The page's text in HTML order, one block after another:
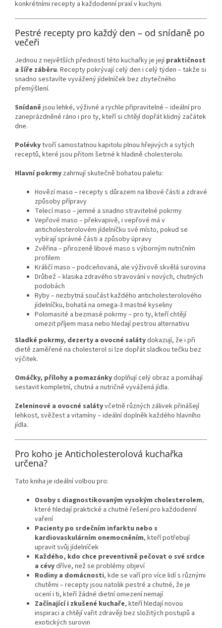
konkrétními recepty a každodenní praxí v kuchyni.
Pestré recepty pro každý den – od snídaně po
večeři
Jednou z největších předností této kuchařky je jejípraktičnost
a šíře záběru. Recepty pokrývají celý den i celý týden – takže si
snadno sestavíte vyvážený jídelníček bez zbytečného
přemýšlení.
Snídaně jsou lehké, výživné a rychle připravitelné – ideální pro
zaneprázdněné ráno i pro ty, kteří si chtějí dopřát klidný začátek
dne.
Polévkytvoří samostatnou kapitolu plnou hřejivých a sytých
receptů, které jsou přitom šetrné k hladině cholesterolu.
Hlavní pokrmy zahrnují skutečně bohatou paletu:
Hovězí maso – recepty s důrazem na libové části a zdravé
způsoby přípravy
Telecí maso – jemné a snadno stravitelné pokrmy
Vepřové maso – překvapivě, i vepřové má v
anticholesterolovém jídelníčku své místo, pokud se
vybírají správné části a způsoby úpravy
Zvěřina – přirozeně libové maso s výborným nutričním
profilem
Králičí maso – podceňovaná, ale výživově skvělá surovina
Drůbež – klasika zdravého stravování v nových, chutných
podobách
Ryby – nezbytná součást každého anticholesterolového
jídelníčku, bohatá na omega-3 mastné kyseliny
Polomasité a bezmasé pokrmy – pro ty, kteří chtějí
omezit příjem masa nebo hledají pestrou alternativu
Sladké pokrmy, dezerty a ovocné salátydokazují, že i při
dietě zaměřené na cholesterol si lze dopřát sladkou tečku bez
výčitek.
Omáčky, přílohy a pomazánkydoplňují celý obraz a pomáhají
sestavit kompletní, chutná a nutričně vyvážená jídla.
Zeleninové a ovocné salátyvčetně různých zálivek přinášejí
lehkost, svěžest a vitamíny – ideální doplněk každého hlavního
jídla.
Pro koho je Anticholesterolová kuchařka
určena?
Tato kniha je ideální volbou pro:
Osoby s diagnostikovaným vysokým cholesterolem,
které hledají praktické a chutné řešení pro každodenní
vaření
Pacienty po srdečním infarktu nebo s
kardiovaskulárním onemocněním, kteří potřebují
upravit svůj jídelníček
Každého, kdo chce preventivně pečovat o své srdce
a cévydříve, než se problémy objeví
Rodiny a domácnosti, kde se vaří pro více lidí s různými
chutěmi – recepty jsou natolik pestré a chutné, že je
ocení i ti, kteří žádné dietní omezení nemají
Začínající i zkušené kuchaře, kteří hledají novou
inspiraci a chtějí vařit zdravěji bez složitých postupů a
exotických surovin